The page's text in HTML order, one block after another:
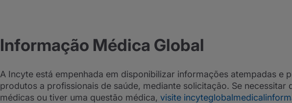
Informação Médica Global
A Incyte está empenhada em disponibilizar informações atempadas e
produtos a profissionais de saúde, mediante solicitação. Se necessitar
médicas ou tiver uma questão médica, visite